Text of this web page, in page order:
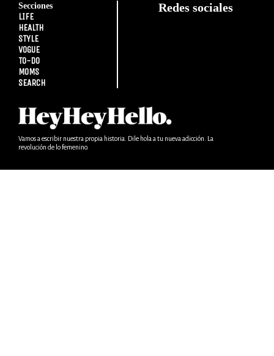
Secciones
LIFE
HEALTH
STYLE
VOGUE
TO-DO
MOMS
SEARCH
Redes sociales
Vamos a escribir nuestra propia historia. Dile hola a tu nueva adicción. La
revolución de lo femenino.